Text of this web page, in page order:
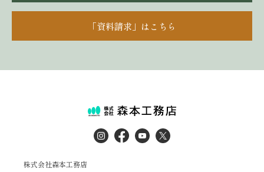
「資料請求」はこちら
株式会社森本工務店